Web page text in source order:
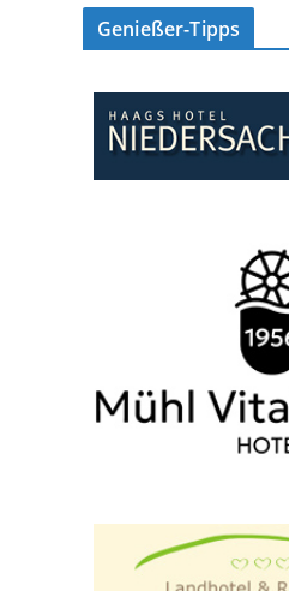
Genießer-Tipps